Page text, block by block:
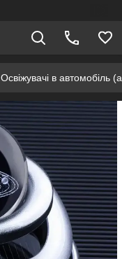
Освіжувачі в автомобіль